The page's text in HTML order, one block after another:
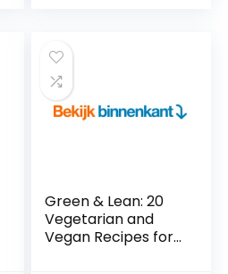
Green & Lean: 20
Vegetarian and
Vegan Recipes for